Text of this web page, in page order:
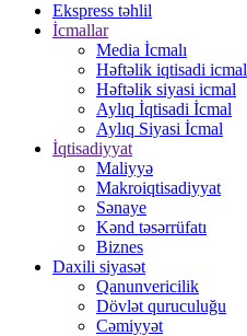
Ekspress təhlil
İcmallar
Media İcmalı
Həftəlik iqtisadi icmal
Həftəlik siyasi icmal
Aylıq İqtisadi İcmal
Aylıq Siyasi İcmal
İqtisadiyyat
Maliyyə
Makroiqtisadiyyat
Sənaye
Kənd təsərrüfatı
Biznes
Daxili siyasət
Qanunvericilik
Dövlət quruculuğu
Cəmiyyət